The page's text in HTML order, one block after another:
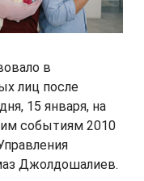
в
лиц после
15 января, на
событиям 2010
Джолдошалиев.